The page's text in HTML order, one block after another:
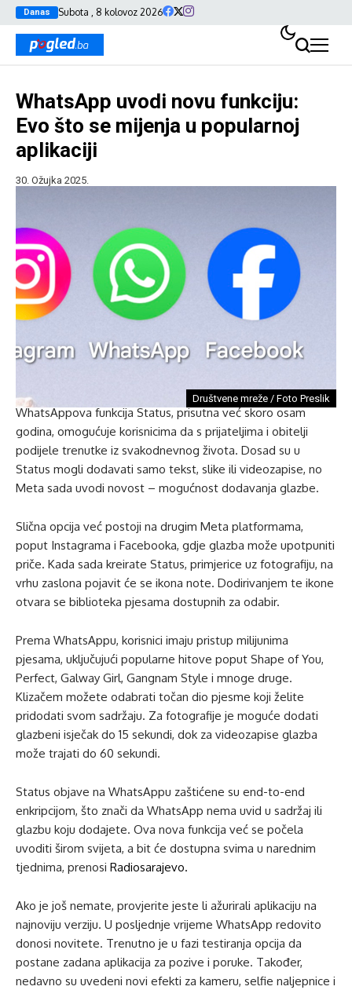
Danas Subota , 8 kolovoz 2026
WhatsApp uvodi novu funkciju:
Evo što se mijenja u popularnoj
aplikaciji
30. Ožujka 2025.
Društvene mreže / Foto Preslik
WhatsAppova funkcija Status, prisutna već skoro osam
godina, omogućuje korisnicima da s prijateljima i obitelji
podijele trenutke iz svakodnevnog života. Dosad su u
Status mogli dodavati samo tekst, slike ili videozapise, no
Meta sada uvodi novost – mogućnost dodavanja glazbe.
Slična opcija već postoji na drugim Meta platformama,
poput Instagrama i Facebooka, gdje glazba može upotpuniti
priče. Kada sada kreirate Status, primjerice uz fotografiju, na
vrhu zaslona pojavit će se ikona note. Dodirivanjem te ikone
otvara se biblioteka pjesama dostupnih za odabir.
Prema WhatsAppu, korisnici imaju pristup milijunima
pjesama, uključujući popularne hitove poput Shape of You,
Perfect, Galway Girl, Gangnam Style i mnoge druge.
Klizačem možete odabrati točan dio pjesme koji želite
pridodati svom sadržaju. Za fotografije je moguće dodati
glazbeni isječak do 15 sekundi, dok za videozapise glazba
može trajati do 60 sekundi.
Status objave na WhatsAppu zaštićene su end-to-end
enkripcijom, što znači da WhatsApp nema uvid u sadržaj ili
glazbu koju dodajete. Ova nova funkcija već se počela
uvoditi širom svijeta, a bit će dostupna svima u narednim
tjednima, prenosi Radiosarajevo.
Ako je još nemate, provjerite jeste li ažurirali aplikaciju na
najnoviju verziju. U posljednje vrijeme WhatsApp redovito
donosi novitete. Trenutno je u fazi testiranja opcija da
postane zadana aplikacija za pozive i poruke. Također,
nedavno su uvedeni novi efekti za kameru, selfie naljepnice i